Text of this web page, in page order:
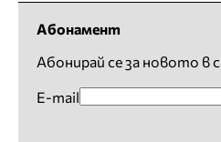
Абонамент
Абонирай се за новото в
E-mail